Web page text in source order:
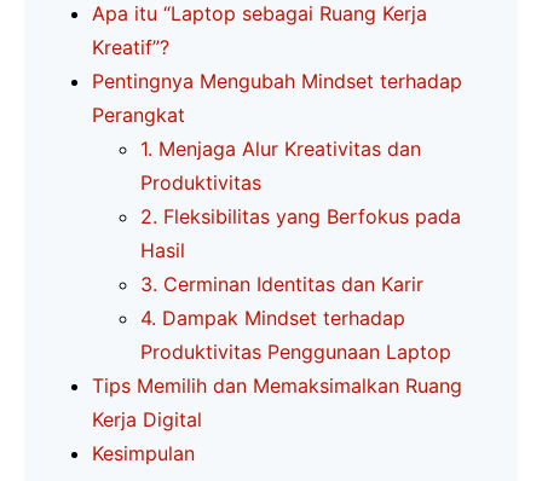
Apa itu “Laptop sebagai Ruang Kerja
Kreatif”?
Pentingnya Mengubah Mindset terhadap
Perangkat
1. Menjaga Alur Kreativitas dan
Produktivitas
2. Fleksibilitas yang Berfokus pada
Hasil
3. Cerminan Identitas dan Karir
4. Dampak Mindset terhadap
Produktivitas Penggunaan Laptop
Tips Memilih dan Memaksimalkan Ruang
Kerja Digital
Kesimpulan